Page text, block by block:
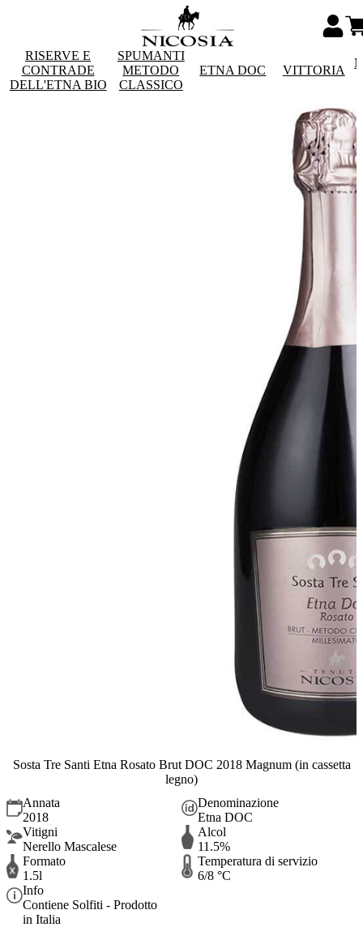
RISERVE E
CONTRADE
DELL'ETNA BIO
SPUMANTI
METODO
CLASSICO
ETNA DOC VITTORIA
Sosta Tre Santi Etna Rosato Brut DOC 2018 Magnum (in cassetta
legno)
Annata
2018
Denominazione
Etna DOC
Vitigni
Nerello Mascalese
Alcol
11.5%
Formato
1.5l
Temperatura di servizio
6/8 °C
Info
Contiene Solfiti - Prodotto
in Italia